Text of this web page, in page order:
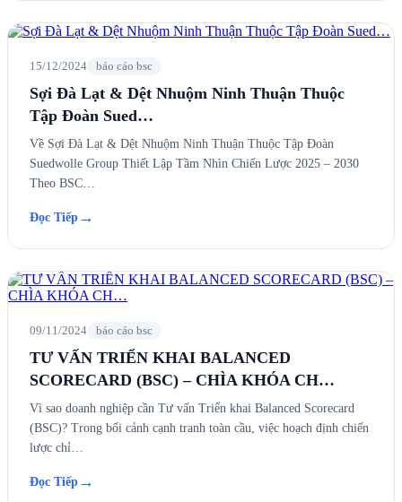
15/12/2024 báo cáo bsc
Sợi Đà Lạt & Dệt Nhuộm Ninh Thuận Thuộc
Tập Đoàn Sued…
Về Sợi Đà Lạt & Dệt Nhuộm Ninh Thuận Thuộc Tập Đoàn
Suedwolle Group Thiết Lập Tầm Nhìn Chiến Lược 2025 – 2030
Theo BSC…
Đọc Tiếp →
09/11/2024 báo cáo bsc
TƯ VẤN TRIỂN KHAI BALANCED
SCORECARD (BSC) – CHÌA KHÓA CH…
Vì sao doanh nghiệp cần Tư vấn Triển khai Balanced Scorecard
(BSC)? Trong bối cảnh cạnh tranh toàn cầu, việc hoạch định chiến
lược chỉ…
Đọc Tiếp →